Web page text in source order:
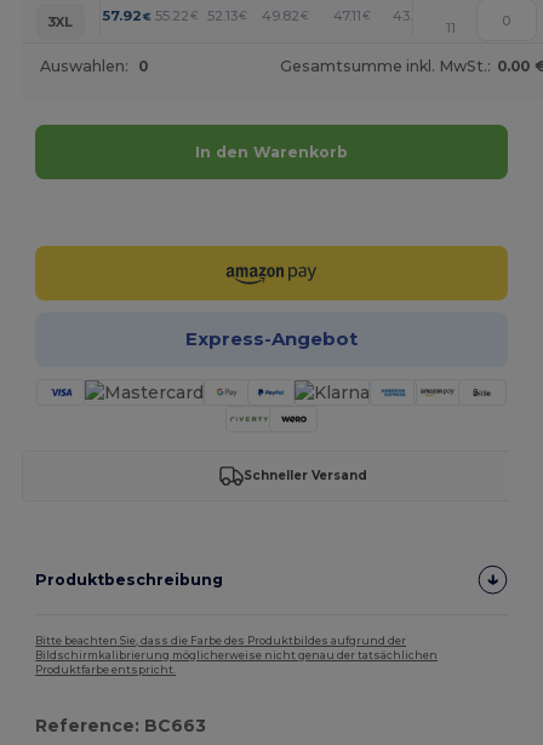
3XL
57.92 € 55.22 € 52.13€ 49.82€ 47.11 € 43.25
11
Auswahlen: 0 Gesamtsumme inkl. MwSt.: 0.00
In den Warenkorb
Express-Angebot
Schneller Versand
Produktbeschreibung
Bitte beachten Sie, dass die Farbe des Produktbildes aufgrund der
Bildschirmkalibrierung möglicherweise nicht genau der tatsächlichen
Produktfarbe entspricht.
Reference: BC663